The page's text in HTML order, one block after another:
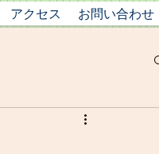
アクセス お問い合わせ